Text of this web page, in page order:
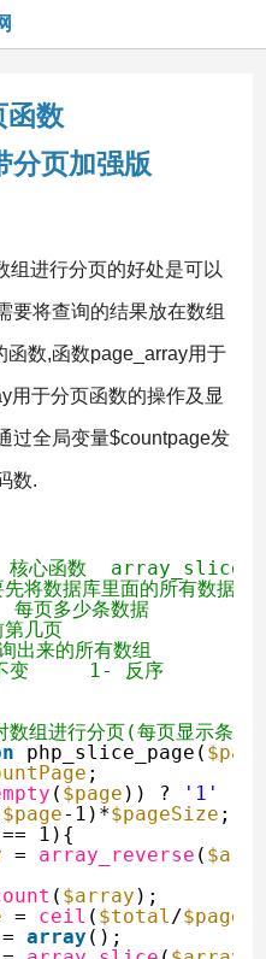
函数
页加强版
组进行分页的好处是可以
要将查询的结果放在数组
数,函数page_array用于
用于分页函数的操作及显
过全局变量$countpage发
数.
核心函数  array_slice
将数据库里面的所有数据按
页多少条数据
几页
来的所有数组
1- 反序
数组进行分页(每页显示条
php_slice_page(
( $page )) ? '1'
$page-1)*$pageSize
== 1){
= array_reverse (
( $array
= ceil ( $total/
= array ();